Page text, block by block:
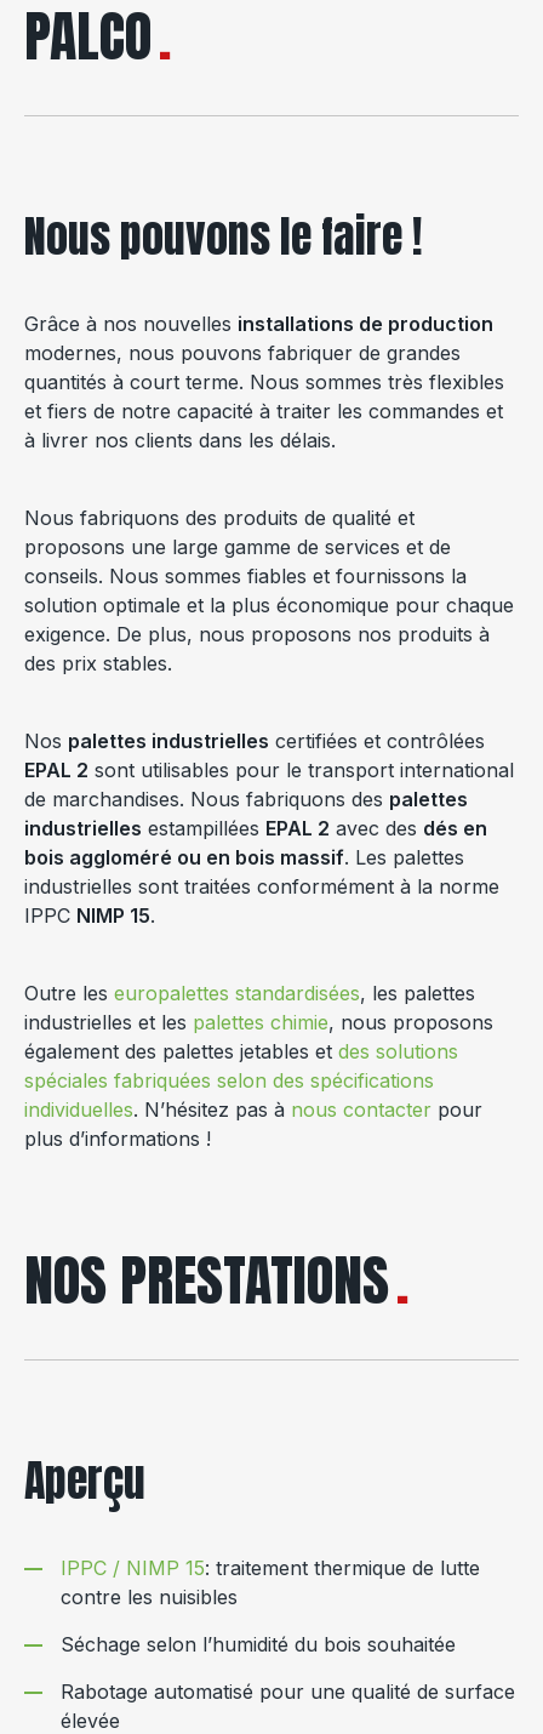
PALCO
Nous pouvons le faire !
Grâce à nos nouvelles installations de production
modernes, nous pouvons fabriquer de grandes
quantités à court terme. Nous sommes très flexibles
et fiers de notre capacité à traiter les commandes et
à livrer nos clients dans les délais.
Nous fabriquons des produits de qualité et
proposons une large gamme de services et de
conseils. Nous sommes fiables et fournissons la
solution optimale et la plus économique pour chaque
exigence. De plus, nous proposons nos produits à
des prix stables.
Nos palettes industrielles certifiées et contrôlées
EPAL 2 sont utilisables pour le transport international
de marchandises. Nous fabriquons des palettes
industrielles estampillées EPAL 2 avec des dés en
bois aggloméré ou en bois massif. Les palettes
industrielles sont traitées conformément à la norme
IPPC NIMP 15.
Outre les europalettes standardisées, les palettes
industrielles et les palettes chimie, nous proposons
également des palettes jetables et des solutions
spéciales fabriquées selon des spécifications
individuelles. N’hésitez pas à nous contacter pour
plus d’informations !
NOS PRESTATIONS
Aperçu
IPPC / NIMP 15: traitement thermique de lutte
contre les nuisibles
Séchage selon l’humidité du bois souhaitée
Rabotage automatisé pour une qualité de surface
élevée